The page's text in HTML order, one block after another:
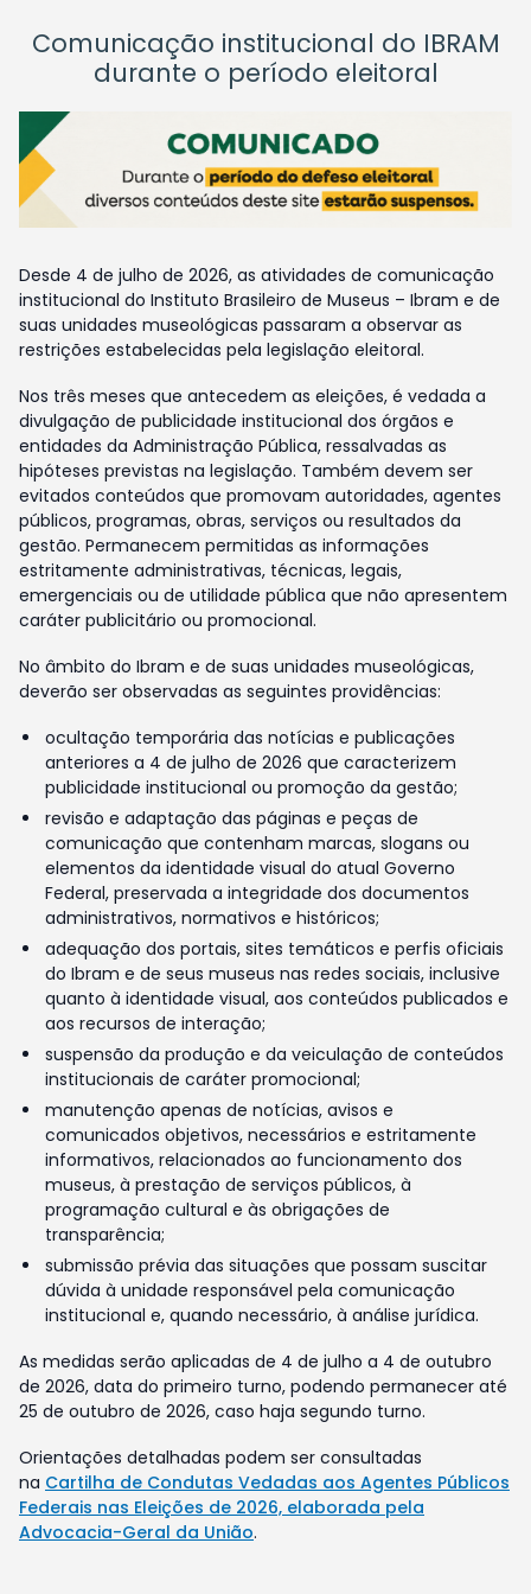
Comunicação institucional do IBRAM
durante o período eleitoral
Desde 4 de julho de 2026, as atividades de comunicação
institucional do Instituto Brasileiro de Museus – Ibram e de
suas unidades museológicas passaram a observar as
restrições estabelecidas pela legislação eleitoral.
Nos três meses que antecedem as eleições, é vedada a
divulgação de publicidade institucional dos órgãos e
entidades da Administração Pública, ressalvadas as
hipóteses previstas na legislação. Também devem ser
evitados conteúdos que promovam autoridades, agentes
públicos, programas, obras, serviços ou resultados da
gestão. Permanecem permitidas as informações
estritamente administrativas, técnicas, legais,
emergenciais ou de utilidade pública que não apresentem
caráter publicitário ou promocional.
No âmbito do Ibram e de suas unidades museológicas,
deverão ser observadas as seguintes providências:
ocultação temporária das notícias e publicações
anteriores a 4 de julho de 2026 que caracterizem
publicidade institucional ou promoção da gestão;
revisão e adaptação das páginas e peças de
comunicação que contenham marcas, slogans ou
elementos da identidade visual do atual Governo
Federal, preservada a integridade dos documentos
administrativos, normativos e históricos;
adequação dos portais, sites temáticos e perfis oficiais
do Ibram e de seus museus nas redes sociais, inclusive
quanto à identidade visual, aos conteúdos publicados e
aos recursos de interação;
suspensão da produção e da veiculação de conteúdos
institucionais de caráter promocional;
manutenção apenas de notícias, avisos e
comunicados objetivos, necessários e estritamente
informativos, relacionados ao funcionamento dos
museus, à prestação de serviços públicos, à
programação cultural e às obrigações de
transparência;
submissão prévia das situações que possam suscitar
dúvida à unidade responsável pela comunicação
institucional e, quando necessário, à análise jurídica.
As medidas serão aplicadas de 4 de julho a 4 de outubro
de 2026, data do primeiro turno, podendo permanecer até
25 de outubro de 2026, caso haja segundo turno.
Orientações detalhadas podem ser consultadas
na Cartilha de Condutas Vedadas aos Agentes Públicos
Federais nas Eleições de 2026, elaborada pela
Advocacia-Geral da União.